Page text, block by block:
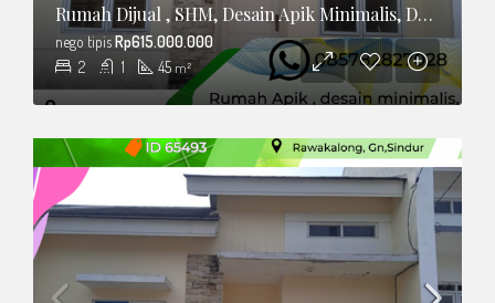
Rumah Dijual , SHM, Desain Apik Minimalis, Dalam Cluster
2 1 45 m²
nego tipisRp615.000.000